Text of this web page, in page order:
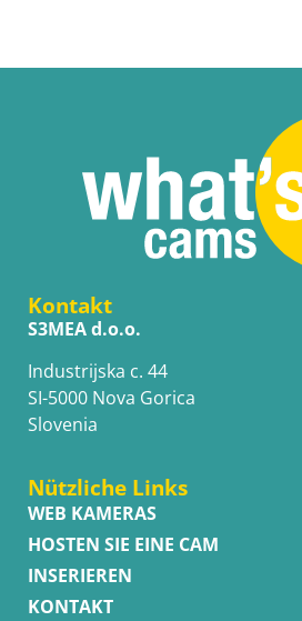
Kontakt
S3MEA d.o.o.
Industrijska c. 44
SI-5000 Nova Gorica
Slovenia
Nützliche Links
WEB KAMERAS
HOSTEN SIE EINE CAM
INSERIEREN
KONTAKT